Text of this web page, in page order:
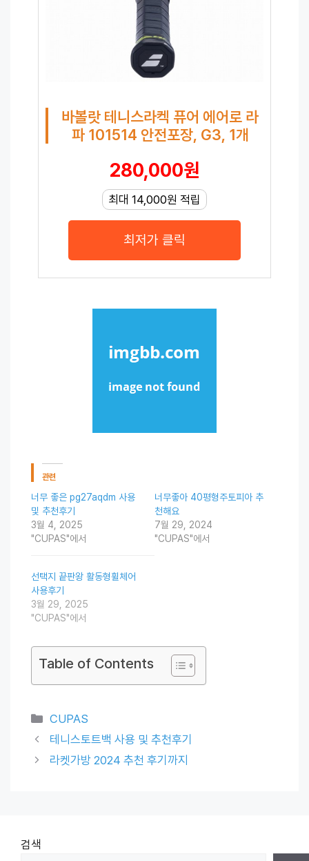
바볼랏 테니스라켁 퓨어 에어로 라
파 101514 안전포장, G3, 1개
280,000원
최대 14,000원 적립
최저가 클릭
관련
너무 좋은 pg27aqdm 사용
및 추천후기
3월 4, 2025
"CUPAS"에서
너무좋아 40평형주토피아 추
천해요
7월 29, 2024
"CUPAS"에서
선택지 끝판왕 활동형휠체어
사용후기
3월 29, 2025
"CUPAS"에서
Table of Contents
Categories
CUPAS
테니스토트백 사용 및 추천후기
라켓가방 2024 추천 후기까지
검색